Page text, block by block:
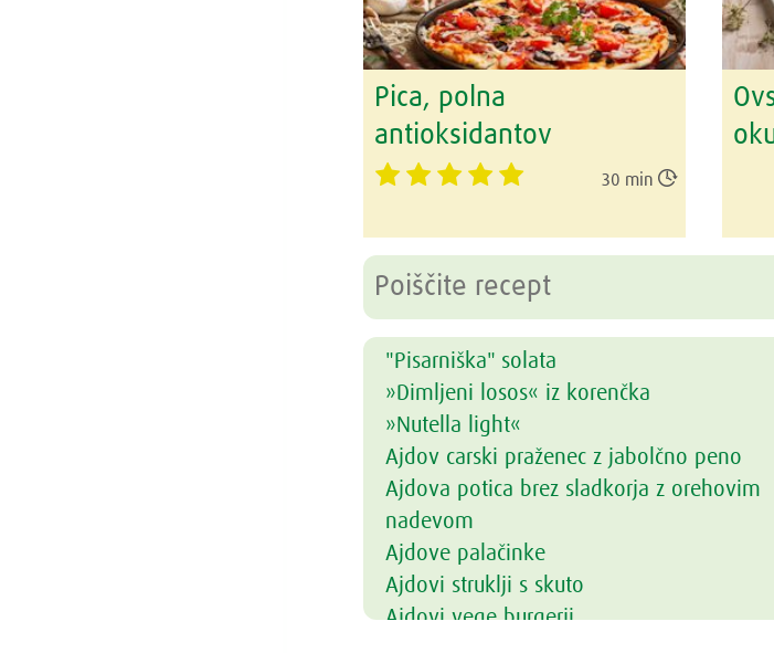
Pica, polna
antioksidantov
30 min
"Pisarniška" solata
»Dimljeni losos« iz korenčka
»Nutella light«
Ajdov carski praženec z jabolčno peno
Ajdova potica brez sladkorja z orehovim
nadevom
Ajdove palačinke
Ajdovi struklji s skuto
Ajdovi vege burgerji